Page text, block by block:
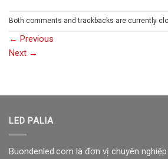
Both comments and trackbacks are currently
← Previous
Next →
LED PALIA
Buondenled.com là đơn vị chuyên